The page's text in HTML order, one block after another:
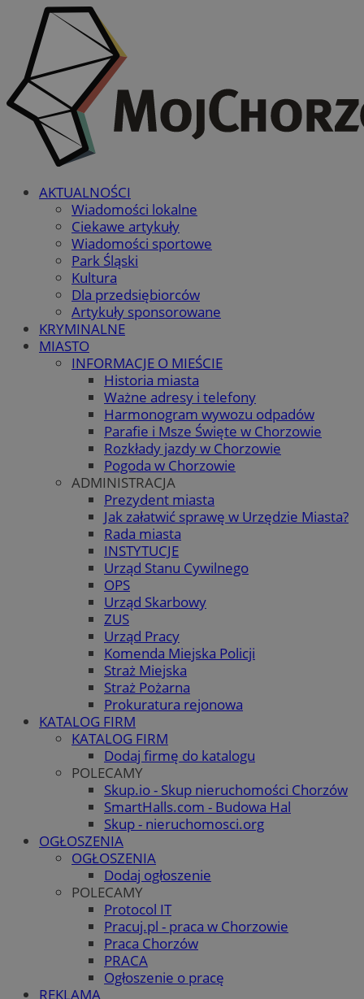
AKTUALNOŚCI
Wiadomości lokalne
Ciekawe artykuły
Wiadomości sportowe
Park Śląski
Kultura
Dla przedsiębiorców
Artykuły sponsorowane
KRYMINALNE
MIASTO
INFORMACJE O MIEŚCIE
Historia miasta
Ważne adresy i telefony
Harmonogram wywozu odpadów
Parafie i Msze Święte w Chorzowie
Rozkłady jazdy w Chorzowie
Pogoda w Chorzowie
ADMINISTRACJA
Prezydent miasta
Jak załatwić sprawę w Urzędzie Miasta?
Rada miasta
INSTYTUCJE
Urząd Stanu Cywilnego
OPS
Urząd Skarbowy
ZUS
Urząd Pracy
Komenda Miejska Policji
Straż Miejska
Straż Pożarna
Prokuratura rejonowa
KATALOG FIRM
KATALOG FIRM
Dodaj firmę do katalogu
POLECAMY
Skup.io - Skup nieruchomości Chorzów
SmartHalls.com - Budowa Hal
Skup - nieruchomosci.org
OGŁOSZENIA
OGŁOSZENIA
Dodaj ogłoszenie
POLECAMY
Protocol IT
Pracuj.pl - praca w Chorzowie
Praca Chorzów
PRACA
Ogłoszenie o pracę
REKLAMA